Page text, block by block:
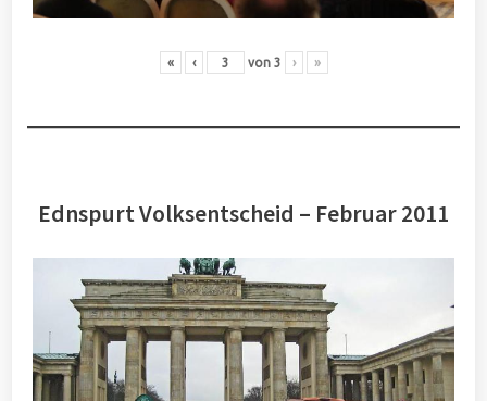
« ‹ von 3 › »
Ednspurt Volksentscheid – Februar 2011